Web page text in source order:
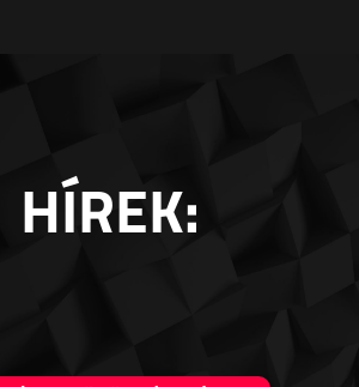
HÍREK: